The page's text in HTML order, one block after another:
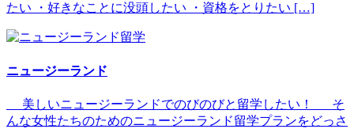
たい ・好きなことに没頭したい ・資格をとりたい […]
ニュージーランド
美しいニュージーランドでのびのびと留学したい！ そ
んな女性たちのためのニュージーランド留学プランをどっさ